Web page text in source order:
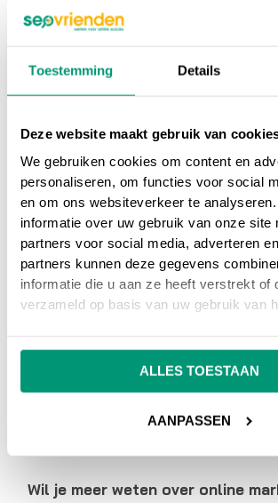
Toestemming Details
Deze website maakt gebruik van
We gebruiken cookies om content en
personaliseren, om functies voor social
en om ons websiteverkeer te
informatie over uw gebruik van onze site
partners voor social media, adverteren
partners kunnen deze gegevens
informatie die u aan ze heeft verstrekt of
verzameld op basis van uw gebruik van
ALLES TOESTAAN
AANPASSEN
Op onsonline marketing blog
interessante artikelen over online
ga terug naar onsonline
Heb je nog vragen overKeyword
, neem dan gerust
Wil je meer weten over online
stevig. Neem nu contact met
verstelbare krukken!”
Zoals je kunt zien, leest de tekst
krukken’. Vermijd dit! Al is dit wel
overdreven hoor..